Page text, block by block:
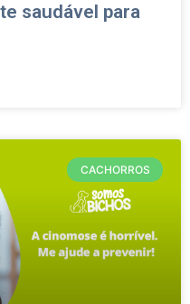
saudável para
CACHORROS